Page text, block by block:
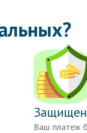
Ваш платеж